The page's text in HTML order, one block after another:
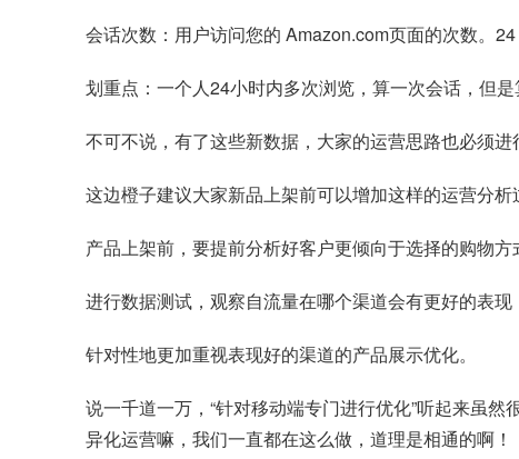
会话次数：用户访问您的 Amazon.com页面的次数。
划重点：一个人24小时内多次浏览，算一次会话，但是
不可不说，有了这些新数据，大家的运营思路也必须进
这边橙子建议大家新品上架前可以增加这样的运营分析
产品上架前，要提前分析好客户更倾向于选择的购物方
进行数据测试，观察自流量在哪个渠道会有更好的表现
针对性地更加重视表现好的渠道的产品展示优化。
说一千道一万，“针对移动端专门进行优化”听起来虽
异化运营嘛，我们一直都在这么做，道理是相通的啊！